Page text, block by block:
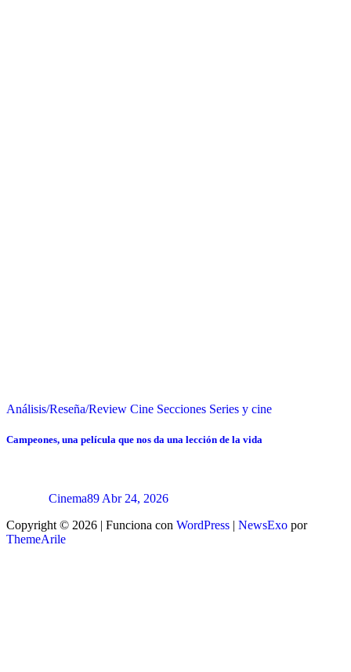
Análisis/Reseña/Review Cine Secciones Series y cine
Campeones, una película que nos da una lección de la vida
Cinema89 Abr 24, 2026
Copyright © 2026 | Funciona con WordPress | NewsExo por
ThemeArile